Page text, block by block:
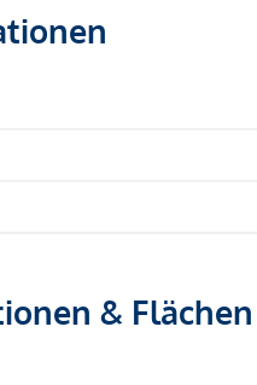
& Flächen